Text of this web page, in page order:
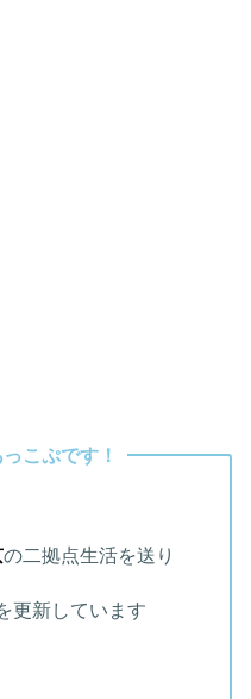
こぷです！
の二拠点生活を送り
更新しています